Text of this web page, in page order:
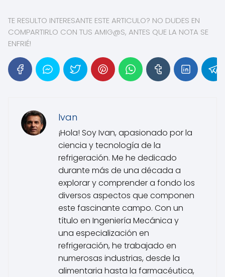
TE RESULTO INTERESANTE ESTE ARTICULO? NO DUDES EN
COMPARTIRLO CON TUS AMIG@S, ANTES QUE LA NOTA SE
ENFRIÉ!
Ivan
¡Hola! Soy Ivan, apasionado por la
ciencia y tecnología de la
refrigeración. Me he dedicado
durante más de una década a
explorar y comprender a fondo los
diversos aspectos que componen
este fascinante campo. Con un
título en Ingeniería Mecánica y
una especialización en
refrigeración, he trabajado en
numerosas industrias, desde la
alimentaria hasta la farmacéutica,